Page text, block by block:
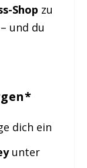
Shop zu
und du
dich ein
unter